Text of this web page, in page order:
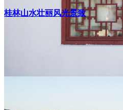
桂林山水壮丽风光景致